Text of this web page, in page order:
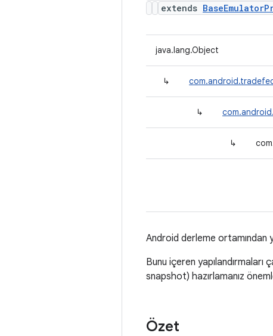
extends
java.lang.Object
↳
↳
↳
Android derleme
Bunu içeren
snapshot) hazırlamanız
Özet